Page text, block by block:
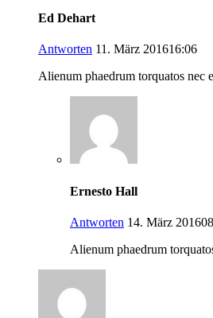
Ed Dehart
Antworten 11. März 201616:06
Alienum phaedrum torquatos nec
Ernesto Hall
Antworten 14. März
Alienum phaedrum